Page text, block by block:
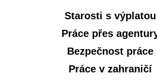
Starosti s výplatou
Práce přes
Bezpečnost práce
Práce v zahraničí